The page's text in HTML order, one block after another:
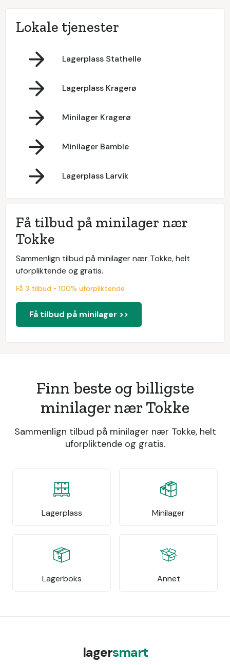
Lokale tjenester
Lagerplass Stathelle
Lagerplass Kragerø
Minilager Kragerø
Minilager Bamble
Lagerplass Larvik
Få tilbud på minilager nær
Tokke
Sammenlign tilbud på minilager nær Tokke, helt
uforpliktende og gratis.
Få 3 tilbud • 100% uforpliktende
Få tilbud på minilager >>
Finn beste og billigste
minilager nær Tokke
Sammenlign tilbud på minilager nær Tokke, helt
uforpliktende og gratis.
Lagerplass Minilager
Lagerboks Annet
lagersmart